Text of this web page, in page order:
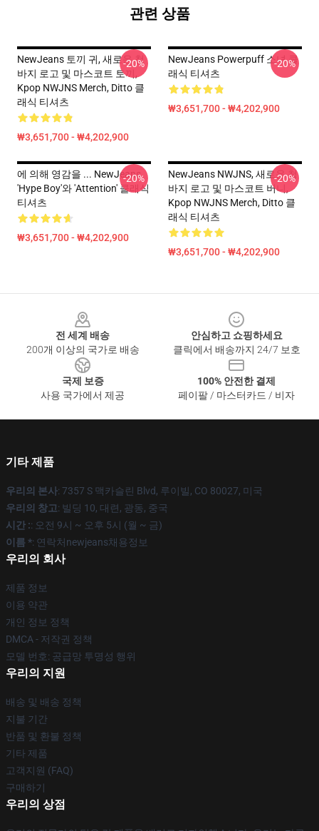
관련 상품
NewJeans 토끼 귀, 새로운 청
바지 로고 및 마스코트 토끼,
Kpop NWJNS Merch, Ditto 클
래식 티셔츠
₩3,651,700 - ₩4,202,900
-20%
NewJeans Powerpuff 소녀 클
래식 티셔츠
₩3,651,700 - ₩4,202,900
-20%
에 의해 영감을 ... NewJeans
'Hype Boy'와 'Attention' 클래식
티셔츠
₩3,651,700 - ₩4,202,900
-20%
NewJeans NWJNS, 새로운 청
바지 로고 및 마스코트 버니,
Kpop NWJNS Merch, Ditto 클
래식 티셔츠
₩3,651,700 - ₩4,202,900
-20%
전 세계 배송
200개 이상의 국가로 배송
안심하고 쇼핑하세요
클릭에서 배송까지 24/7 보호
국제 보증
사용 국가에서 제공
100% 안전한 결제
페이팔 / 마스터카드 / 비자
기타 제품
우리의 본사: 7357 S 맥카슬린 Blvd, 루이빌, CO 80027, 미국
우리의 창고: 빌딩 10, 대련, 광동, 중국
시간 :: 오전 9시 ~ 오후 5시 (월 ~ 금)
이름 *: 연락처newjeans채용정보
우리의 회사
제품 정보
이용 약관
개인 정보 정책
DMCA - 저작권 정책
모델 번호: 공급망 투명성 행위
우리의 지원
배송 및 배송 정책
지불 기간
반품 및 환불 정책
기타 제품
고객지원 (FAQ)
구매하기
우리의 상점